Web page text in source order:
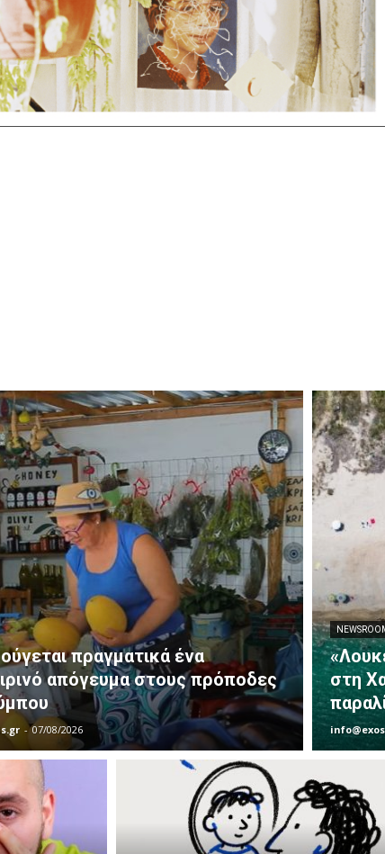
πραγματικά ένα
απόγευμα στους πρόποδες
- 07/08/2026
στη